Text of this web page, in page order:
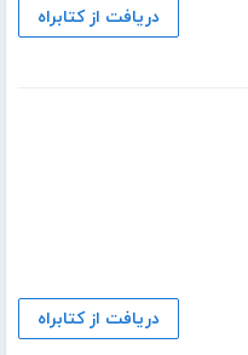
دریافت از کتابراه
دریافت از کتابراه